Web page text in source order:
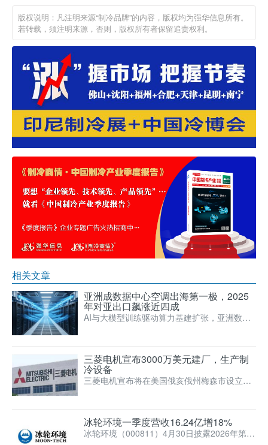
版权说明：凡注明来源“制冷品牌”的内容，版权均为强华信息所有。
若转载，须注明来源，否则，版权所有者保留追责权利。
相关文章
亚洲成数据中心空调出海第一极，2025
年对亚出口飙涨近四成
AI与大模型训练驱动算力基建扩张，亚洲数据
三菱电机宣布3000万美元建厂，生产制
冷设备
三菱电机宣布将在美国俄亥俄州梅森市设立ME
冰轮环境一季度营收16.24亿增18%
冰轮环境（000811）4月30日披露2026年第一